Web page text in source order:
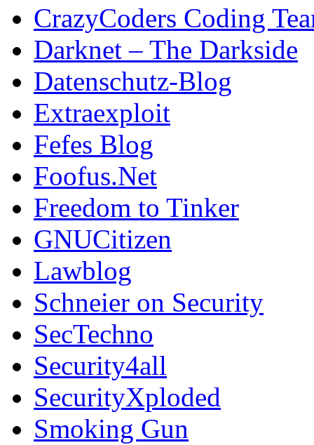
CrazyCoders Coding
Darknet – The Darkside
Datenschutz-Blog
Extraexploit
Fefes Blog
Foofus.Net
Freedom to Tinker
GNUCitizen
Lawblog
Schneier on Security
SecTechno
Security4all
SecurityXploded
Smoking Gun